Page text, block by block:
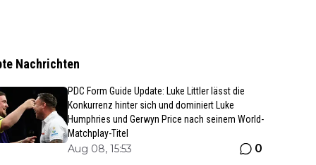
Nachrichten
PDC Form Guide Update: Luke Littler lässt die
Konkurrenz hinter sich und dominiert Luke
Humphries und Gerwyn Price nach seinem World-
Matchplay-Titel
Aug 08, 15:53 0